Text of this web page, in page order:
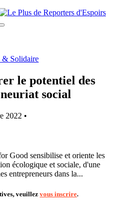
& Solidaire
le potentiel des
social
2022 •
Good sensibilise et oriente les
écologique et sociale, d'une
entrepreneurs dans la...
veuillez vous inscrire.